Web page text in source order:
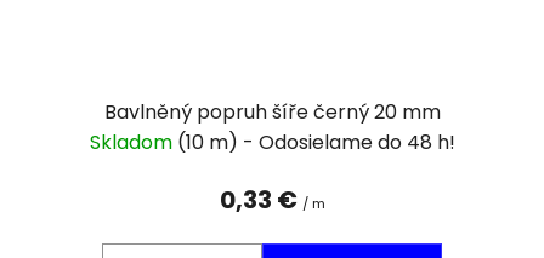
Bavlněný popruh šíře černý 20 mm
Skladom (10 m)
0,33 € / m